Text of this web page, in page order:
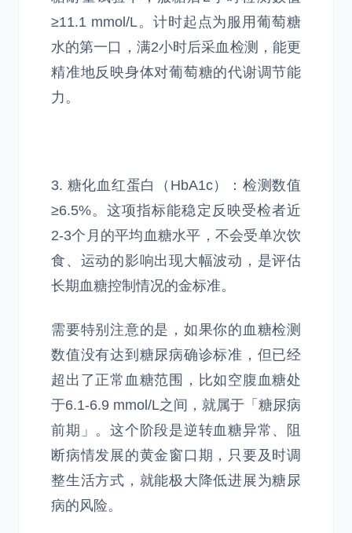
≥11.1 mmol/L。计时起点为服用葡萄糖
水的第一口，满2小时后采血检测，能更
精准地反映身体对葡萄糖的代谢调节能
力。
3. 糖化血红蛋白（HbA1c）：检测数值
≥6.5%。这项指标能稳定反映受检者近
2-3个月的平均血糖水平，不会受单次饮
食、运动的影响出现大幅波动，是评估
长期血糖控制情况的金标准。
需要特别注意的是，如果你的血糖检测
数值没有达到糖尿病确诊标准，但已经
超出了正常血糖范围，比如空腹血糖处
于6.1-6.9 mmol/L之间，就属于「糖尿病
前期」。这个阶段是逆转血糖异常、阻
断病情发展的黄金窗口期，只要及时调
整生活方式，就能极大降低进展为糖尿
病的风险。